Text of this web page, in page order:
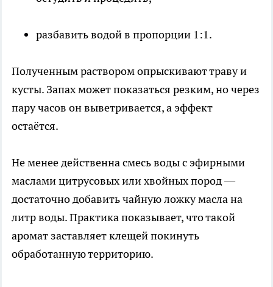
разбавить водой в пропорции 1:1.
Полученным раствором опрыскивают траву и
кусты. Запах может показаться резким, но через
пару часов он выветривается, а эффект
остаётся.
Не менее действенна смесь воды с эфирными
маслами цитрусовых или хвойных пород —
достаточно добавить чайную ложку масла на
литр воды. Практика показывает, что такой
аромат заставляет клещей покинуть
обработанную территорию.